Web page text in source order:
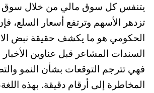
يتنفس كل سوق مالي من خلال سوق
تزدهر الأسهم وترتفع أسعار السلع،
الحكومي هو ما يكشف حقيقة نبض
السندات المشاعر قبل عناوين
فهي تترجم التوقعات بشأن النمو
المخاطرة إلى أرقام دقيقة. بهذه